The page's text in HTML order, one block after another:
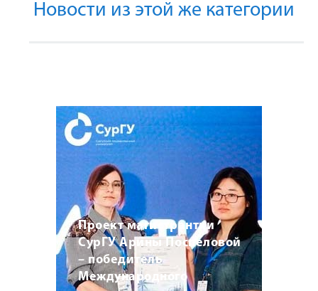
Новости из этой же категории
Проект магистрантки
СурГУ Арины Поспеловой
– победитель
Международного